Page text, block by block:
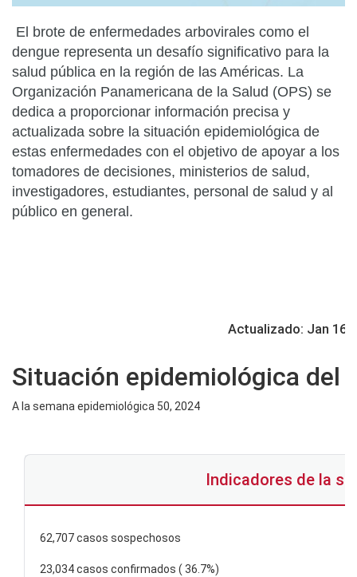
El brote de enfermedades arbovirales como el
dengue representa un desafío significativo para la
salud pública en la región de las Américas. La
Organización Panamericana de la Salud (OPS) se
dedica a proporcionar información precisa y
actualizada sobre la situación epidemiológica de
estas enfermedades con el objetivo de apoyar a los
tomadores de decisiones, ministerios de salud,
investigadores, estudiantes, personal de salud y al
público en general.